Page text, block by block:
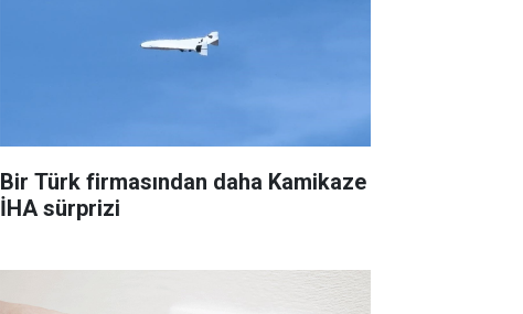
Bir Türk firmasından daha Kamikaze
İHA sürprizi